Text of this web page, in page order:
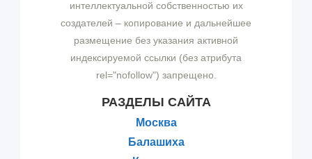
интеллектуальной собственностью их
создателей – копирование и дальнейшее
размещение без указания активной
индексируемой ссылки (без атрибута
rel="nofollow") запрещено.
РАЗДЕЛЫ САЙТА
Москва
Балашиха